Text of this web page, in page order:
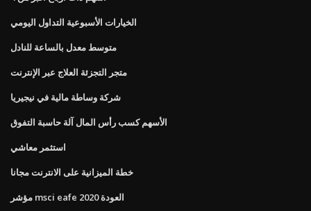
الخيارات الأسبوعية التداول اليومي
متوسط ​​معدل بالساعة للنادل
متجر التجزئة العلاج عبر الإنترنت
شركة وساطة مالية في نيجيريا
الأسهم كسب رأس المال آلة حاسبة التفوق
استثمر معاشي
خطة الميزانية على الانترنت مجانا
مؤشر msci eafe 2020 العودة